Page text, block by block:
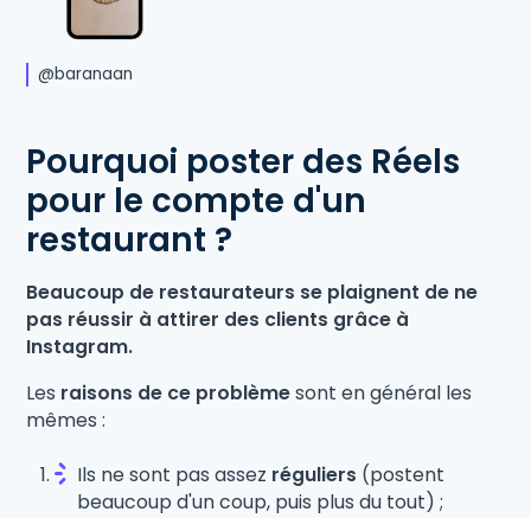
@baranaan
Pourquoi poster des Réels
pour le compte d'un
restaurant ?
Beaucoup de restaurateurs se plaignent de ne
pas réussir à attirer des clients grâce à
Instagram.
Les raisons de ce problèmesont en général les
mêmes :
Ils ne sont pas assez réguliers (postent
beaucoup d'un coup, puis plus du tout) ;